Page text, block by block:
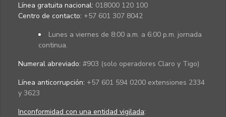
Línea gratuita nacional: 018000 120 100
Centro de contacto: +57 601 307 8042
Lunes a viernes de 8:00 a.m. a 6:00 p.m. jornada
continua.
Numeral abreviado: #903 (solo operadores Claro y Tigo)
Línea anticorrupción: +57 601 594 0200 extensiones 2334
y 3623
Inconformidad con una entidad vigilada: